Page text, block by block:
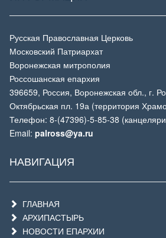
Русская Православная Церковь
Московский Патриархат
Воронежская митрополия
Россошанская епархия
396659, Россия, Воронежская обл., г.
Октябрьская пл. 19а (территория
Телефон: 8-(47396)-5-85-38
Email: palross@ya.ru
НАВИГАЦИЯ
ГЛАВНАЯ
АРХИПАСТЫРЬ
НОВОСТИ ЕПАРХИИ